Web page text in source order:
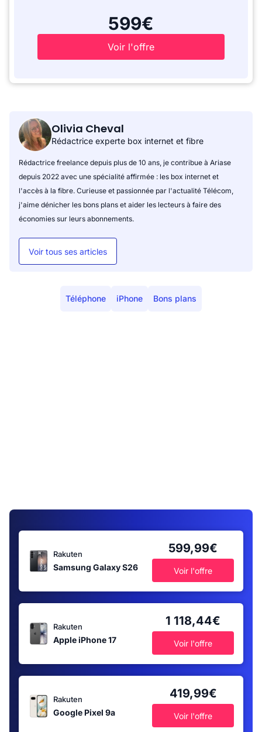
599€
Voir l'offre
Olivia Cheval
Rédactrice experte box internet et fibre
Rédactrice freelance depuis plus de 10 ans, je contribue à Ariase
depuis 2022 avec une spécialité affirmée : les box internet et
l'accès à la fibre. Curieuse et passionnée par l'actualité Télécom,
j'aime dénicher les bons plans et aider les lecteurs à faire des
économies sur leurs abonnements.
Voir tous ses articles
Téléphone iPhone Bons plans
Rakuten
Samsung Galaxy S26
599,99€
Voir l'offre
Rakuten
Apple iPhone 17
1 118,44€
Voir l'offre
Rakuten
Google Pixel 9a
419,99€
Voir l'offre